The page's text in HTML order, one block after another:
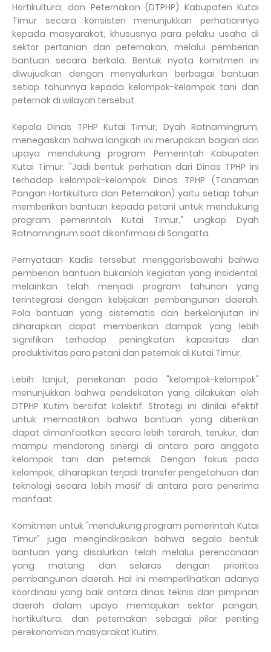
Hortikultura, dan Peternakan (DTPHP) Kabupaten Kutai
Timur secara konsisten menunjukkan perhatiannya
kepada masyarakat, khususnya para pelaku usaha di
sektor pertanian dan peternakan, melalui pemberian
bantuan secara berkala. Bentuk nyata komitmen ini
diwujudkan dengan menyalurkan berbagai bantuan
setiap tahunnya kepada kelompok-kelompok tani dan
peternak di wilayah tersebut.
Kepala Dinas TPHP Kutai Timur, Dyah Ratnamingrum,
menegaskan bahwa langkah ini merupakan bagian dari
upaya mendukung program Pemerintah Kabupaten
Kutai Timur. "Jadi bentuk perhatian dari Dinas TPHP ini
terhadap kelompok-kelompok Dinas TPHP (Tanaman
Pangan Hortikultura dan Peternakan) yaitu setiap tahun
memberikan bantuan kepada petani untuk mendukung
program pemerintah Kutai Timur," ungkap Dyah
Ratnamingrum saat dikonfirmasi di Sangatta.
Pernyataan Kadis tersebut menggarisbawahi bahwa
pemberian bantuan bukanlah kegiatan yang insidental,
melainkan telah menjadi program tahunan yang
terintegrasi dengan kebijakan pembangunan daerah.
Pola bantuan yang sistematis dan berkelanjutan ini
diharapkan dapat memberikan dampak yang lebih
signifikan terhadap peningkatan kapasitas dan
produktivitas para petani dan peternak di Kutai Timur.
Lebih lanjut, penekanan pada "kelompok-kelompok"
menunjukkan bahwa pendekatan yang dilakukan oleh
DTPHP Kutim bersifat kolektif. Strategi ini dinilai efektif
untuk memastikan bahwa bantuan yang diberikan
dapat dimanfaatkan secara lebih terarah, terukur, dan
mampu mendorong sinergi di antara para anggota
kelompok tani dan peternak. Dengan fokus pada
kelompok, diharapkan terjadi transfer pengetahuan dan
teknologi secara lebih masif di antara para penerima
manfaat.
Komitmen untuk "mendukung program pemerintah Kutai
Timur" juga mengindikasikan bahwa segala bentuk
bantuan yang disalurkan telah melalui perencanaan
yang matang dan selaras dengan prioritas
pembangunan daerah. Hal ini memperlihatkan adanya
koordinasi yang baik antara dinas teknis dan pimpinan
daerah dalam upaya memajukan sektor pangan,
hortikultura, dan peternakan sebagai pilar penting
perekonomian masyarakat Kutim.